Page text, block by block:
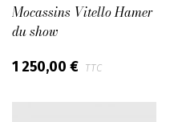
Mocassins Vitello Hamer
du show
1 250,00 € TTC